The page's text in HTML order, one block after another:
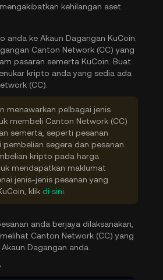
kehilangan aset.
anda ke Akaun Dagangan KuCoin.
Canton Network (CC) yang
pasaran semerta KuCoin. Buat
kripto anda yang sedia ada
(CC).
menawarkan pelbagai jenis
membeli Canton Network (CC)
semerta, seperti pesanan
pembelian segera dan pesanan
kripto pada harga
mendapatkan maklumat
jenis-jenis pesanan yang
klik di sini
anda berjaya dilaksanakan,
Canton Network (CC) yang
Dagangan anda.